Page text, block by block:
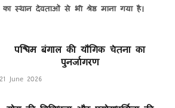
स्थान देवताओं से भी श्रेष्ठ माना गया है।
पश्चिम बंगाल की यौगिक चेतना का
पुनर्जागरण
21 June 2026